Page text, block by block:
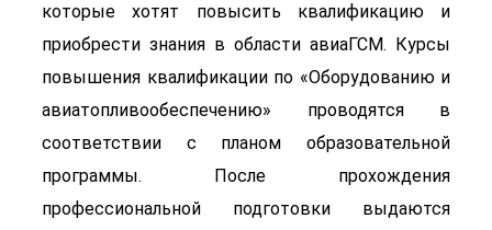
которые хотят повысить квалификацию и
приобрести знания в области авиаГСМ. Курсы
повышения квалификации по «Оборудованию и
авиатопливообеспечению» проводятся в
соответствии с планом образовательной
программы. После прохождения
профессиональной подготовки выдаются